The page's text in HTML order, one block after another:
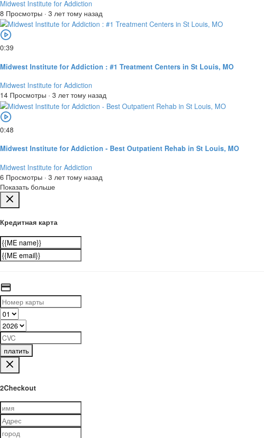
Midwest Institute for Addiction
8 Просмотры · 3 лет тому назад
0:39
Midwest Institute for Addiction : #1 Treatment Centers in St Louis, MO
Midwest Institute for Addiction
14 Просмотры · 3 лет тому назад
0:48
Midwest Institute for Addiction - Best Outpatient Rehab in St Louis, MO
Midwest Institute for Addiction
6 Просмотры · 3 лет тому назад
Показать больше
Кредитная карта
платить
2Checkout